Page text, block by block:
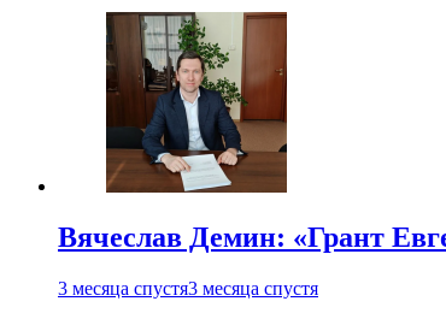
Вячеслав Демин: «Грант
3 месяца спустя3 месяца спустя